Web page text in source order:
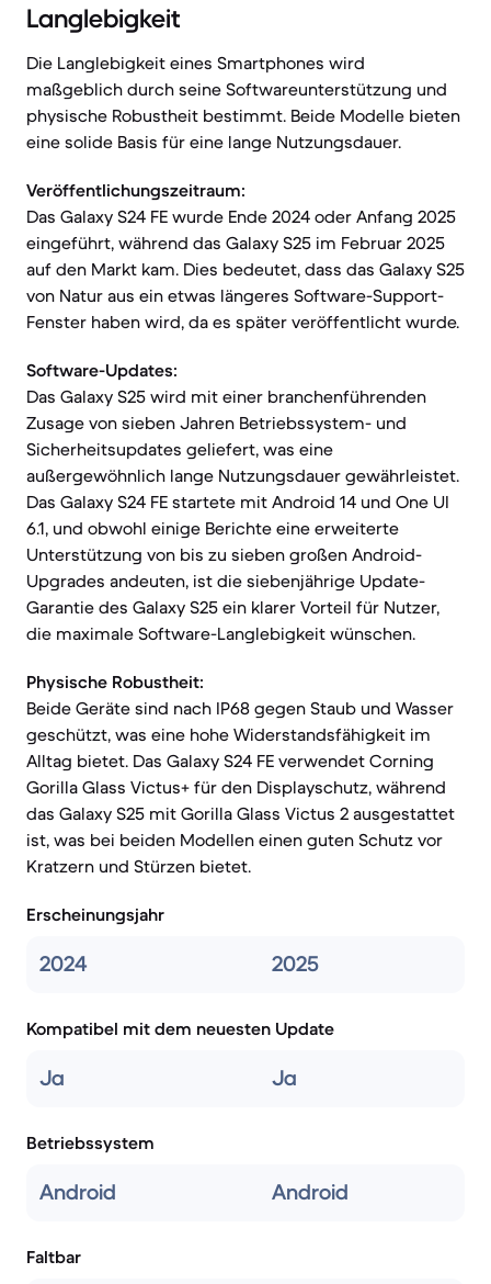
Langlebigkeit
Die Langlebigkeit eines Smartphones wird
maßgeblich durch seine Softwareunterstützung und
physische Robustheit bestimmt. Beide Modelle bieten
eine solide Basis für eine lange Nutzungsdauer.
Veröffentlichungszeitraum:
Das Galaxy S24 FE wurde Ende 2024 oder Anfang 2025
eingeführt, während das Galaxy S25 im Februar 2025
auf den Markt kam. Dies bedeutet, dass das Galaxy S25
von Natur aus ein etwas längeres Software-Support-
Fenster haben wird, da es später veröffentlicht wurde.
Software-Updates:
Das Galaxy S25 wird mit einer branchenführenden
Zusage von sieben Jahren Betriebssystem- und
Sicherheitsupdates geliefert, was eine
außergewöhnlich lange Nutzungsdauer gewährleistet.
Das Galaxy S24 FE startete mit Android 14 und One UI
6.1, und obwohl einige Berichte eine erweiterte
Unterstützung von bis zu sieben großen Android-
Upgrades andeuten, ist die siebenjährige Update-
Garantie des Galaxy S25 ein klarer Vorteil für Nutzer,
die maximale Software-Langlebigkeit wünschen.
Physische Robustheit:
Beide Geräte sind nach IP68 gegen Staub und Wasser
geschützt, was eine hohe Widerstandsfähigkeit im
Alltag bietet. Das Galaxy S24 FE verwendet Corning
Gorilla Glass Victus+ für den Displayschutz, während
das Galaxy S25 mit Gorilla Glass Victus 2 ausgestattet
ist, was bei beiden Modellen einen guten Schutz vor
Kratzern und Stürzen bietet.
Erscheinungsjahr
2024 2025
Kompatibel mit dem neuesten Update
Ja Ja
Betriebssystem
Android Android
Faltbar